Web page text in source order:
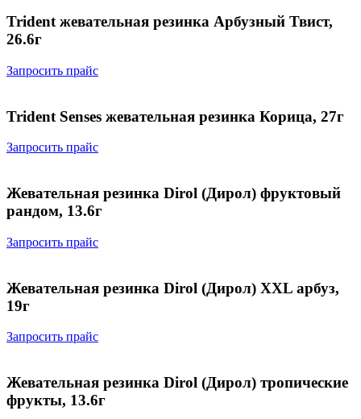
Trident жевательная резинка Арбузный Твист,
26.6г
Запросить прайс
Trident Senses жевательная резинка Корица, 27г
Запросить прайс
Жевательная резинка Dirol (Дирол) фруктовый
рандом, 13.6г
Запросить прайс
Жевательная резинка Dirol (Дирол) XXL арбуз,
19г
Запросить прайс
Жевательная резинка Dirol (Дирол) тропические
фрукты, 13.6г